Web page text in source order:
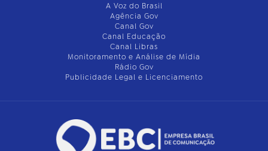
A Voz do Brasil
Agência Gov
Canal Gov
Canal Educação
Canal Libras
Monitoramento e Análise de Mídia
Rádio Gov
Publicidade Legal e Licenciamento